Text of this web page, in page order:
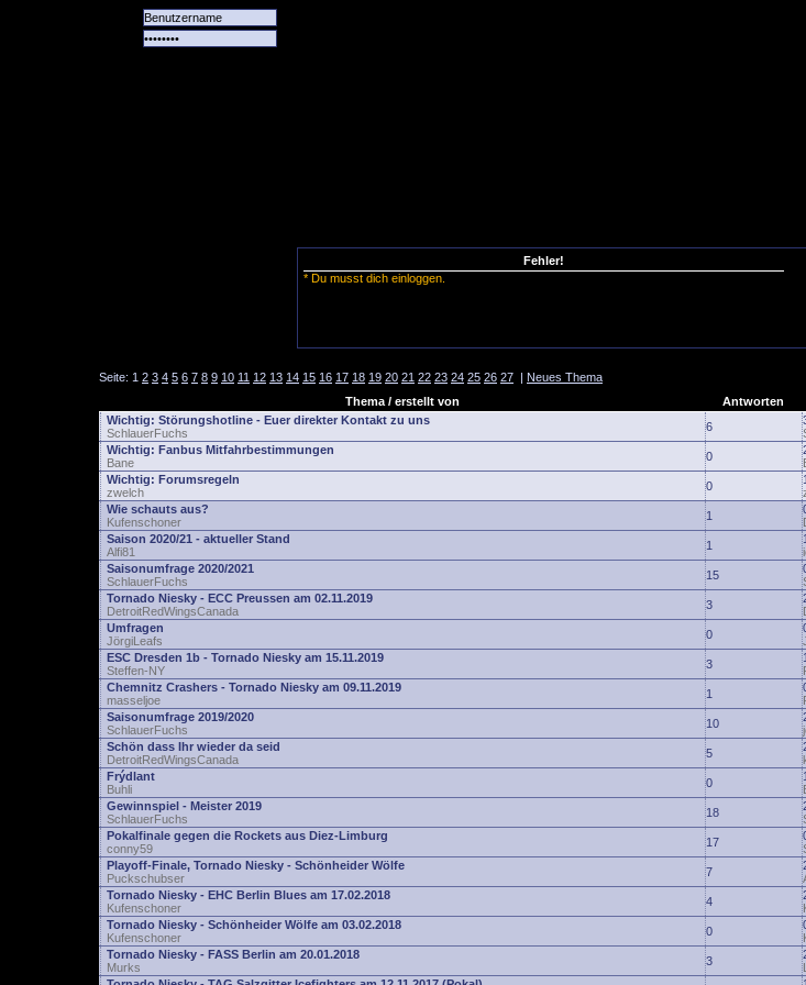
Fehler!
* Du musst dich einloggen.
Seite: 1 2 3 4 5 6 7 8 9 10 11 12 13 14 15 16 17 18 19 20 21 22 23 24 25 26 27 | Neues Thema
Thema / erstellt von
Antworten
Wichtig: Störungshotline - Euer direkter Kontakt zu uns
SchlauerFuchs
6
Wichtig: Fanbus Mitfahrbestimmungen
Bane
0
Wichtig: Forumsregeln
zwelch
0
Wie schauts aus?
Kufenschoner
1
Saison 2020/21 - aktueller Stand
Alfi81
1
Saisonumfrage 2020/2021
SchlauerFuchs
15
Tornado Niesky - ECC Preussen am 02.11.2019
DetroitRedWingsCanada
3
Umfragen
JörgiLeafs
0
ESC Dresden 1b - Tornado Niesky am 15.11.2019
Steffen-NY
3
Chemnitz Crashers - Tornado Niesky am 09.11.2019
masseljoe
1
Saisonumfrage 2019/2020
SchlauerFuchs
10
Schön dass Ihr wieder da seid
DetroitRedWingsCanada
5
Frýdlant
Buhli
0
Gewinnspiel - Meister 2019
SchlauerFuchs
18
Pokalfinale gegen die Rockets aus Diez-Limburg
conny59
17
Playoff-Finale, Tornado Niesky - Schönheider Wölfe
Puckschubser
7
Tornado Niesky - EHC Berlin Blues am 17.02.2018
Kufenschoner
4
Tornado Niesky - Schönheider Wölfe am 03.02.2018
Kufenschoner
0
Tornado Niesky - FASS Berlin am 20.01.2018
Murks
3